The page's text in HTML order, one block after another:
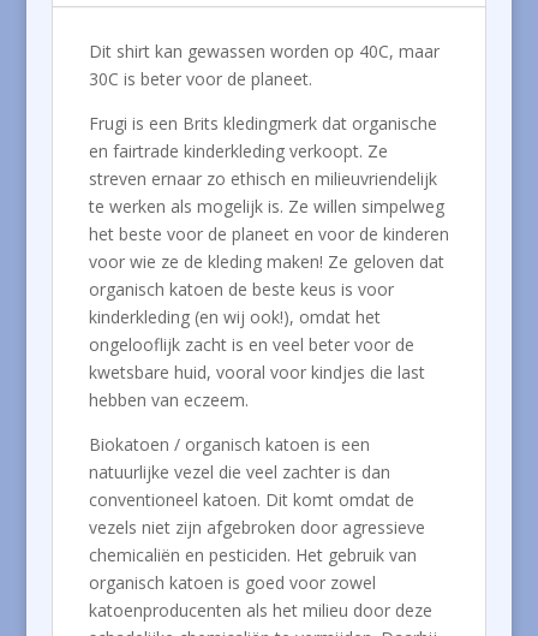
Dit shirt kan gewassen worden op 40C, maar
30C is beter voor de planeet.
Frugi is een Brits kledingmerk dat organische
en fairtrade kinderkleding verkoopt. Ze
streven ernaar zo ethisch en milieuvriendelijk
te werken als mogelijk is. Ze willen simpelweg
het beste voor de planeet en voor de kinderen
voor wie ze de kleding maken! Ze geloven dat
organisch katoen de beste keus is voor
kinderkleding (en wij ook!), omdat het
ongelooflijk zacht is en veel beter voor de
kwetsbare huid, vooral voor kindjes die last
hebben van eczeem.
Biokatoen / organisch katoen is een
natuurlijke vezel die veel zachter is dan
conventioneel katoen. Dit komt omdat de
vezels niet zijn afgebroken door agressieve
chemicaliën en pesticiden. Het gebruik van
organisch katoen is goed voor zowel
katoenproducenten als het milieu door deze